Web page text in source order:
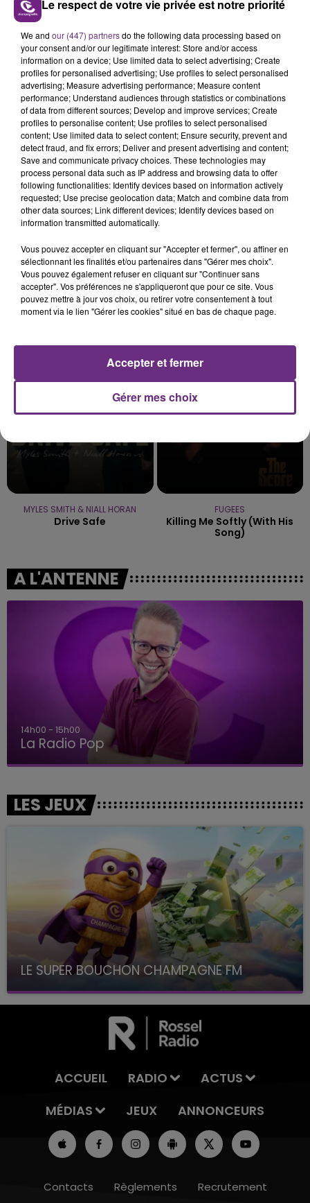
LE MAGASIN JOUÉCLUB DE REIMS FERME
SES PORTES
C'était l'une des institutions du centre-ville
rémois. Le magasin JouéClub est contraint de
fermer ses portes.
TITRES DIFFUSÉS
0h52
0h52 0h48
0h48
MYLES SMITH & NIALL HORAN
Drive Safe
0h40
0h40
FUGEES
Killing Me Softly (with His
Song)
A L'ANTENNE
14h00 - 15h00
La Radio Pop
LES JEUX
LE SUPER BOUCHON CHAMPAGNE FM
avec La Famille Champagne FM, à 8H10
ACCUEIL RADIO
ACTUS
MÉDIAS
JEUX ANNONCEURS
Contacts Règlements Recrutement
Le respect de votre vie privée est notre priorité
We and our (447) partnersdo the following data processing based on
your consent and/or our legitimate interest: Store and/or access
information on a device; Use limited data to select advertising; Create
profiles for personalised advertising; Use profiles to select personalised
advertising; Measure advertising performance; Measure content
performance; Understand audiences through statistics or combinations
of data from different sources; Develop and improve services; Create
profiles to personalise content; Use profiles to select personalised
content; Use limited data to select content; Ensure security, prevent and
detect fraud, and fix errors; Deliver and present advertising and content;
Save and communicate privacy choices. These technologies may
process personal data such as IP address and browsing data to offer
following functionalities: Identify devices based on information actively
requested; Use precise geolocation data; Match and combine data from
other data sources; Link different devices; Identify devices based on
information transmitted automatically.
Vous pouvez accepter en cliquant sur "Accepter et fermer", ou affiner en
sélectionnant les finalités et/ou partenaires dans "Gérer mes choix".
Vous pouvez également refuser en cliquant sur "Continuer sans
accepter". Vos préférences ne s'appliqueront que pour ce site. Vous
pouvez mettre à jour vos choix, ou retirer votre consentement à tout
moment via le lien "Gérer les cookies" situé en bas de chaque page.
Gérer mes choix
Accepter et fermer